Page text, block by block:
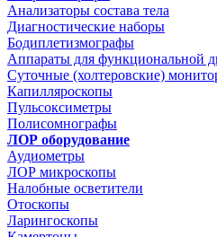
Анализаторы состава тела
Диагностические наборы
Бодиплетизмографы
Аппараты для функциональной
Суточные (холтеровские)
Капилляроскопы
Пульсоксиметры
Полисомнографы
ЛОР оборудование
Аудиометры
ЛОР микроскопы
Налобные осветители
Отоскопы
Ларингоскопы